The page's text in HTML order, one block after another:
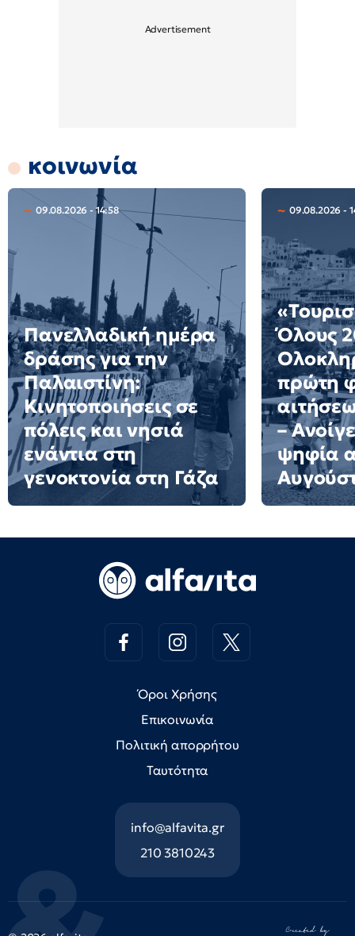
κοινωνία
09.08.2026 - 14:58
Πανελλαδική ημέρα
δράσης για την
Παλαιστίνη:
Κινητοποιήσεις σε
πόλεις και νησιά
ενάντια στη
γενοκτονία στη Γάζα
09.08.2026 -
Όλους
πρώτη
–
ψηφία
Όροι Χρήσης
Επικοινωνία
Πολιτική απορρήτου
Ταυτότητα
info@alfavita.gr
210 3810243